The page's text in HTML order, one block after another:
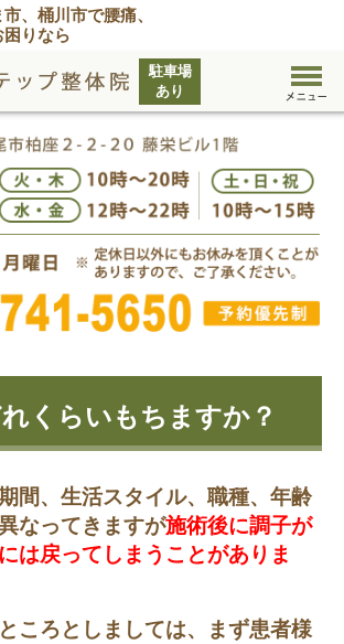
、桶川市で腰痛、
困りなら
くらいもちますか？
間、生活スタイル、職種、年齢
なってきますが施術後に調子が
は戻ってしまうことがありま
ころとしましては、まず患者様